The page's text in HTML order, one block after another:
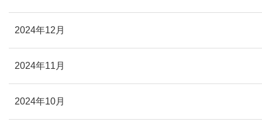
2024年12月
2024年11月
2024年10月